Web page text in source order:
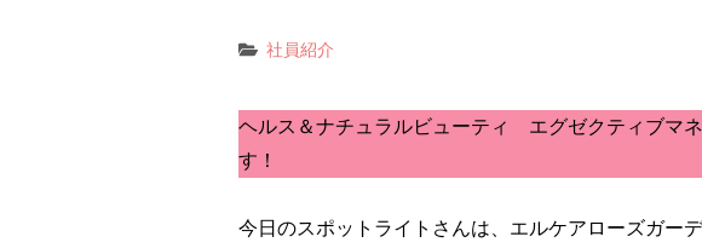
社員紹介
ヘルス＆ナチュラルビューティ エグゼクティブマ
す！
今日のスポットライトさんは、エルケアローズガー